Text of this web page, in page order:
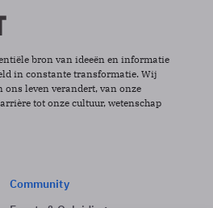
bron van ideeën en informatie
in constante transformatie. Wij
ons leven verandert, van onze
tot onze cultuur, wetenschap
Community